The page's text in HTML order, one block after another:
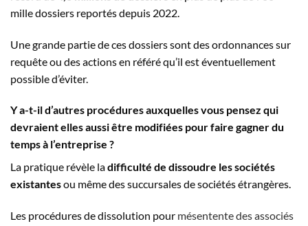
mille dossiers reportés depuis 2022.
Une grande partie de ces dossiers sont des ordonnances sur
requête ou des actions en référé qu’il est éventuellement
possible d’éviter.
Y a-t-il d’autres procédures auxquelles vous pensez qui
devraient elles aussi être modifiées pour faire gagner du
temps à l’entreprise ?
La pratique révèle ladifficulté de dissoudre les sociétés
existantesou même des succursales de sociétés étrangères.
Les procédures de dissolution pour mésentente des associés